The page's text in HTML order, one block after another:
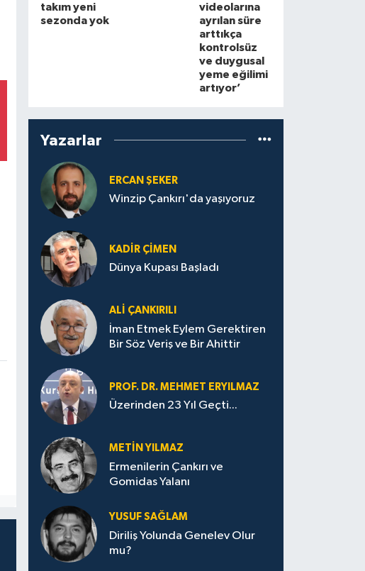
takım yeni
sezonda yok
videolarına
ayrılan süre
arttıkça
kontrolsüz
ve duygusal
yeme eğilimi
artıyor’
Yazarlar
ERCAN ŞEKER
Winzip Çankırı'da yaşıyoruz
KADIR ÇIMEN
Dünya Kupası Başladı
ALI ÇANKIRILI
İman Etmek Eylem Gerektiren
Bir Söz Veriş ve Bir Ahittir
PROF. DR. MEHMET ERYILMAZ
Üzerinden 23 Yıl Geçti...
METIN YILMAZ
Ermenilerin Çankırı ve
Gomidas Yalanı
YUSUF SAĞLAM
Diriliş Yolunda Genelev Olur
mu?